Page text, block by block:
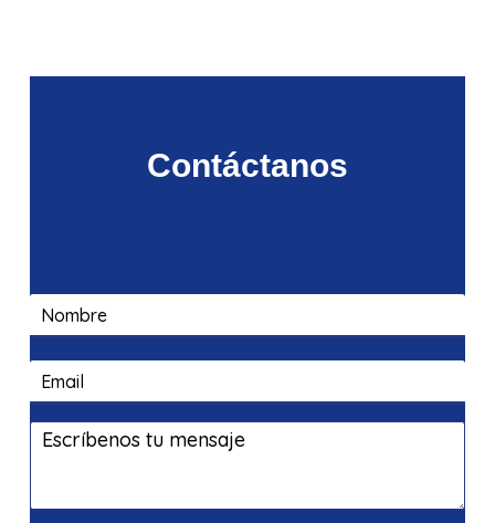
Contáctanos